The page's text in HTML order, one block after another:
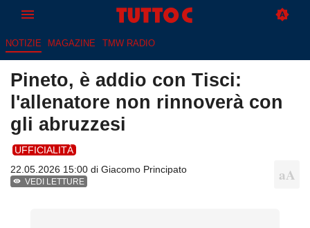
NOTIZIE MAGAZINE TMW RADIO
Pineto, è addio con Tisci:
l'allenatore non rinnoverà con
gli abruzzesi
UFFICIALITÀ
22.05.2026 15:00 di Giacomo Principato
VEDI LETTURE